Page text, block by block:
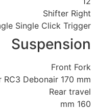
Shifter Right
Single Click Trigger
Suspension
Front Fork
Debonair 170 mm
Rear travel
160 mm